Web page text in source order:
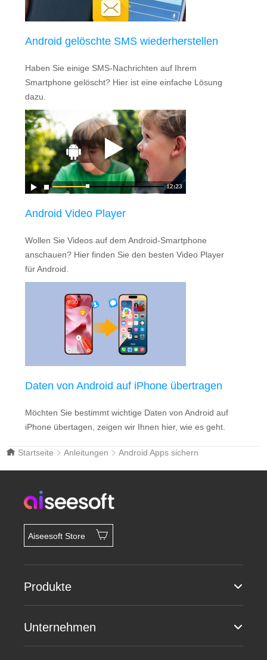
Android gelöschte SMS wiederherstellen
Haben Sie einige SMS-Nachrichten auf Ihrem
Smartphone gelöscht? Hier ist eine einfache Lösung
dazu.
Android Video Player
Wollen Sie Videos auf dem Android-Smartphone
anschauen? Hier finden Sie den besten Video Player
für Android.
Daten von Android auf iPhone übertragen
Möchten Sie bestimmt wichtige Daten von Android auf
iPhone übertagen, zeigen wir Ihnen hier, wie es geht.
Startseite Anleitungen Android Apps sichern
Aiseesoft Store
Produkte
Unternehmen